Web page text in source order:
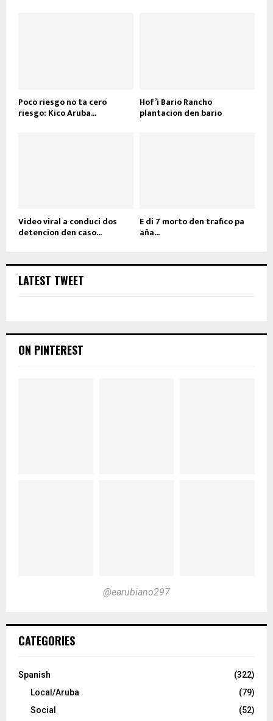
Poco riesgo no ta cero
riesgo: Kico Aruba...
Hof’i Bario Rancho
plantacion den bario
Video viral a conduci dos
detencion den caso...
E di 7 morto den trafico pa
aña...
LATEST TWEET
ON PINTEREST
@earubiano297
CATEGORIES
Spanish
(322)
Local/Aruba
(79)
Social
(52)